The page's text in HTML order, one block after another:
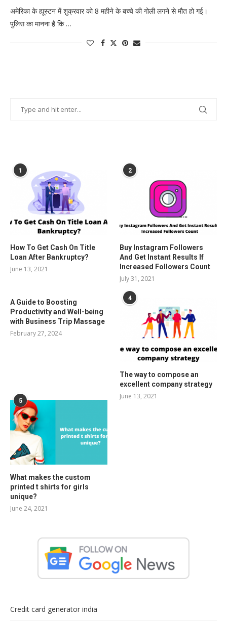
अमेरिका के ह्यूस्टन में शुक्रवार को 8 महीने के बच्चे की गोली लगने से मौत हो गई।
पुलिस का मानना ​​है कि …
1
How To Get Cash On Title
Loan After Bankruptcy?
June 13, 2021
2
Buy Instagram Followers
And Get Instant Results If
Increased Followers Count
July 31, 2021
A Guide to Boosting
Productivity and Well-being
with Business Trip Massage
February 27, 2024
4
The way to compose an
excellent company strategy
June 13, 2021
5
What makes the custom
printed t shirts for girls
unique?
June 24, 2021
Credit card generator india